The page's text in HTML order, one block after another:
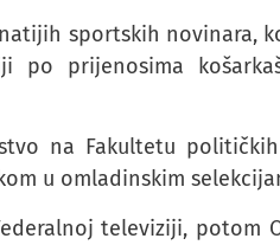
sportskih novinara,
po prijenosima
na Fakultetu
u omladinskim
televiziji, potom